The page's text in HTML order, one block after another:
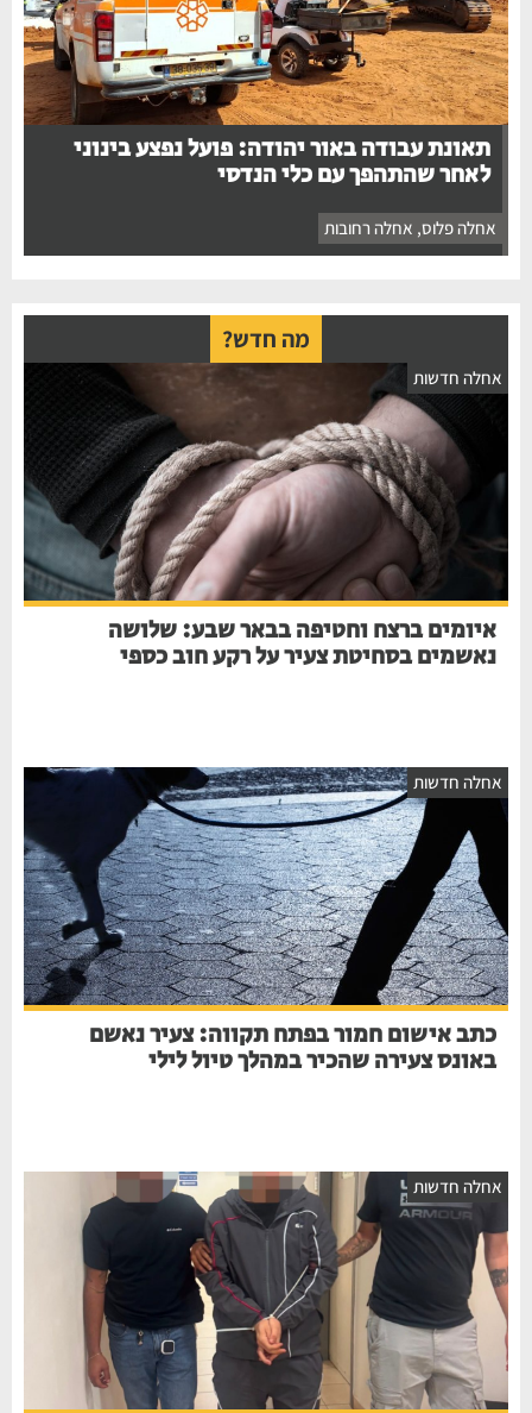
תאונת עבודה באור יהודה: פועל נפצע בינוני
לאחר שהתהפך עם כלי הנדסי
אחלה פלוס, אחלה רחובות
מה חדש?
אחלה חדשות
איומים ברצח וחטיפה בבאר שבע: שלושה
נאשמים בסחיטת צעיר על רקע חוב כספי
אחלה חדשות
כתב אישום חמור בפתח תקווה: צעיר נאשם
באונס צעירה שהכיר במהלך טיול לילי
אחלה חדשות